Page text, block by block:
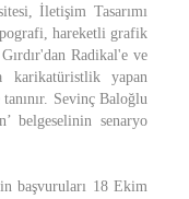
İletişim Tasarımı
hareketli grafik
Radikal'e ve
karikatüristlik yapan
Sevinç Baloğlu
belgeselinin senaryo
başvuruları 18 Ekim